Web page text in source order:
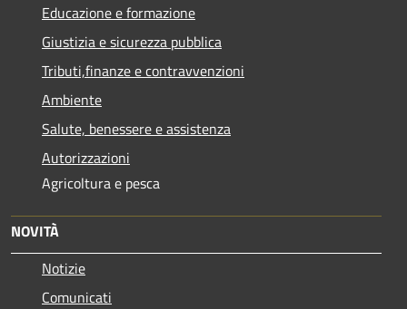
Educazione e formazione
Giustizia e sicurezza pubblica
Tributi,finanze e contravvenzioni
Ambiente
Salute, benessere e assistenza
Autorizzazioni
Agricoltura e pesca
NOVITÀ
Notizie
Comunicati